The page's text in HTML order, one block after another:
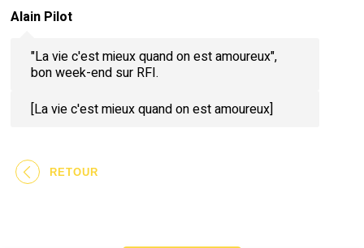
Alain Pilot
"La vie c'est mieux quand on est amoureux",
bon week-end sur RFI.
[La vie c'est mieux quand on est amoureux]
RETOUR